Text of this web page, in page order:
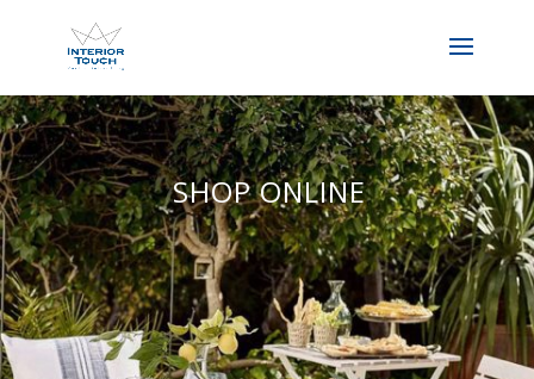
SHOP ONLINE